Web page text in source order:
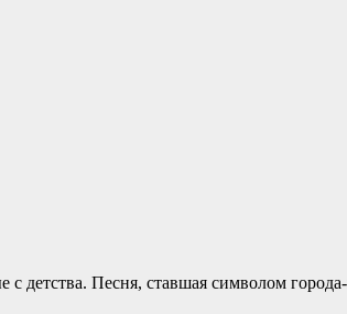
детства. Песня, ставшая символом